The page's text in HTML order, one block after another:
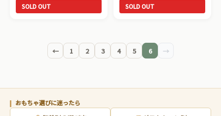
SOLD OUT SOLD OUT
← 1 2 3 4 5 6 →
おもちゃ選びに迷ったら